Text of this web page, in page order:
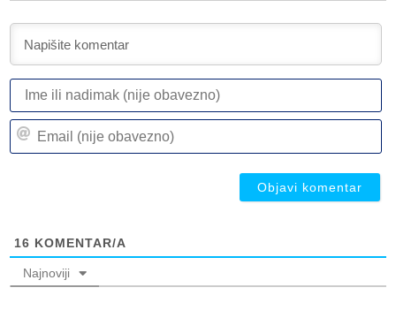
16 KOMENTAR/A
Najnoviji